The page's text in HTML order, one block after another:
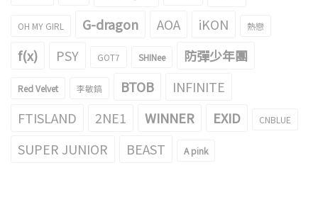
OH MY GIRL G-dragon AOA iKON 熱戀
f(x) PSY GOT7 SHINee 防彈少年團
Red Velvet 李敏鎬 BTOB
INFINITE
FTISLAND
2NE1 WINNER EXID CNBLUE
SUPER JUNIOR BEAST A pink